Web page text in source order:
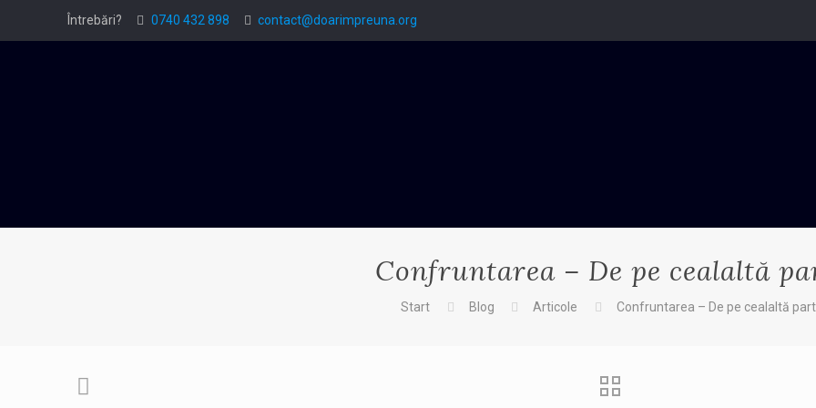
Întrebări? 0740 432 898 contact@doarimpreuna.org
Confruntarea – De pe cealaltă
Start Blog Articole Confruntarea – De pe cealaltă